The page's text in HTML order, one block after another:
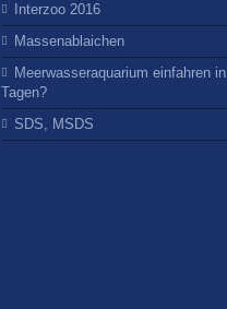
Interzoo 2016
Massenablaichen
Meerwasseraquarium einfahren
Tagen?
SDS, MSDS